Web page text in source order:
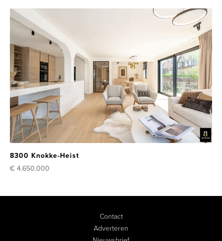
8300 Knokke-Heist
€ 4.650.000
Contact
Adverteren